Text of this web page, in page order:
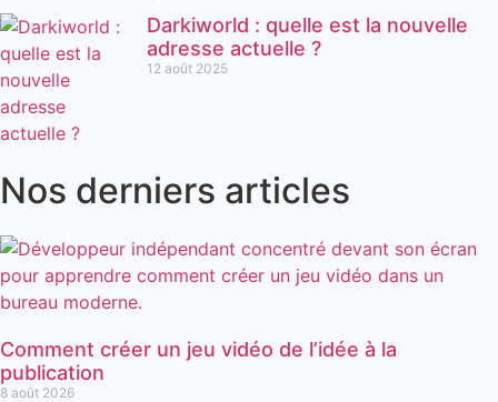
Darkiworld : quelle est la nouvelle
adresse actuelle ?
12 août 2025
Nos derniers articles
Comment créer un jeu vidéo de l’idée à la
publication
8 août 2026